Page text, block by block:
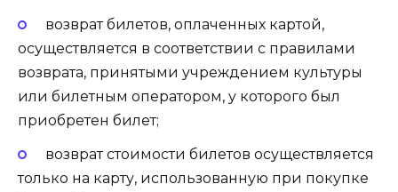
возврат билетов, оплаченных картой,
осуществляется в соответствии с правилами
возврата, принятыми учреждением культуры
или билетным оператором, у которого был
приобретен билет;
возврат стоимости билетов осуществляется
только на карту, использованную при покупке